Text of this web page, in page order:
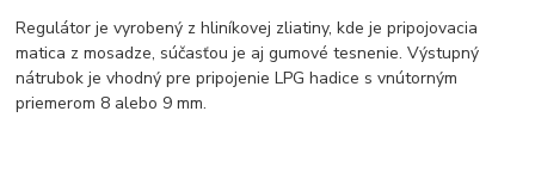
Regulátor je vyrobený z hliníkovej zliatiny, kde je pripojovacia
matica z mosadze, súčasťou je aj gumové tesnenie. Výstupný
nátrubok je vhodný pre pripojenie LPG hadice s vnútorným
priemerom 8 alebo 9 mm.